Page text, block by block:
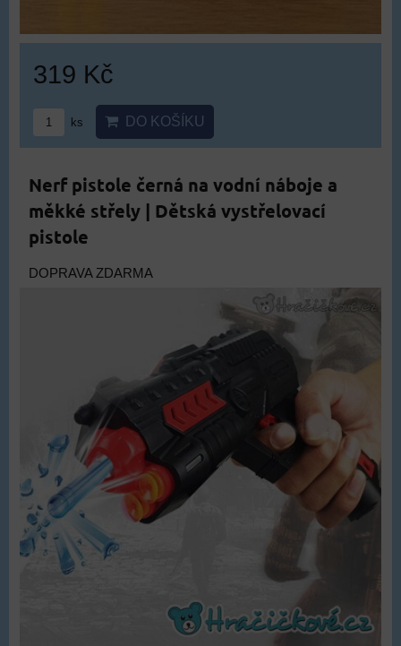
319 Kč
ks DO KOŠÍKU
Nerf pistole černá na vodní náboje a
měkké střely | Dětská vystřelovací
pistole
DOPRAVA ZDARMA